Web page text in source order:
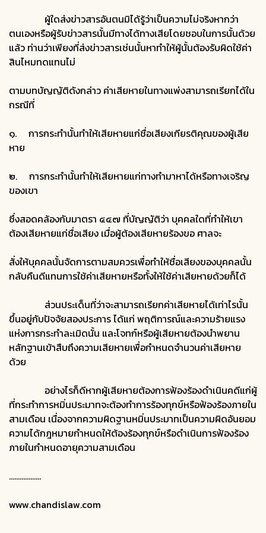
ผู้ใดส่งข่าวสารอันตนมิได้รู้ว่าเป็นความไม่จริงหากว่า
ตนเองหรือผู้รับข่าวสารนั้นมีทางได้ทางเสียโดยชอบในการนั้นด้วย
แล้ว ท่านว่าเพียงที่ส่งข่าวสารเช่นนั้นหาทำให้ผู้นั้นต้องรับผิดใช้ค่า
สินไหมทดแทนไม่
ตามบทบัญญัติดังกล่าว ค่าเสียหายในทางแพ่งสามารถเรียกได้ใน
กรณีที่
๑. การกระทำนั้นทำให้เสียหายแก่ชื่อเสียงเกียรติคุณของผู้เสีย
หาย
๒. การกระทำนั้นทำให้เสียหายแก่ทางทำมาหาได้หรือทางเจริญ
ของเขา
ซึ่งสอดคล้องกับมาตรา ๔๔๗ ที่บัญญัติว่า บุคคลใดที่ทำให้เขา
ต้องเสียหายแก่ชื่อเสียง เมื่อผู้ต้องเสียหายร้องขอ ศาลจะ
สั่งให้บุคคลนั้นจัดการตามสมควรเพื่อทำให้ชื่อเสียงของบุคคลนั้น
กลับคืนดีแทนการใช้ค่าเสียหายหรือทั้งให้ใช้ค่าเสียหายด้วยก็ได้
ส่วนประเด็นที่ว่าจะสามารถเรียกค่าเสียหายได้เท่าไรนั้น
ขึ้นอยู่กับปัจจัยสองประการ ได้แก่ พฤติการณ์และความร้ายแรง
แห่งการกระทำละเมิดนั้น และโจทก์หรือผู้เสียหายต้องนำพยาน
หลักฐานเข้าสืบถึงความเสียหายเพื่อกำหนดจำนวนค่าเสียหาย
ด้วย
อย่างไรก็ดีหากผู้เสียหายต้องการฟ้องร้องดำเนินคดีแก่ผู้
ที่กระทำการหมิ่นประมาทจะต้องทำการร้องทุกข์หรือฟ้องร้องภายใน
สามเดือน เนื่องจากความผิดฐานหมิ่นประมาทเป็นความผิดอันยอม
ความได้กฎหมายกำหนดให้ต้องร้องทุกข์หรือดำเนินการฟ้องร้อง
ภายในกำหนดอายุความสามเดือน
..................
www.chandislaw.com